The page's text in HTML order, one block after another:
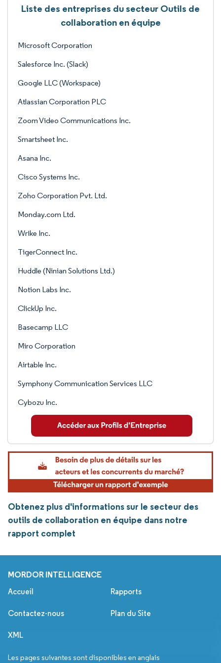
Liste des entreprises du secteur Outils de
collaboration en équipe
Microsoft Corporation
Salesforce Inc. (Slack)
Google LLC (Workspace)
Atlassian Corporation PLC
Zoom Video Communications Inc.
Smartsheet Inc.
Asana Inc.
Cisco Systems Inc.
Zoho Corporation Pvt. Ltd.
Monday.com Ltd.
Wrike Inc.
TigerConnect Inc.
Huddle (Ninian Solutions Ltd.)
Notion Labs Inc.
ClickUp Inc.
Basecamp LLC
Miro Corporation
Airtable Inc.
Symphony Communication Services LLC
Cybozu Inc.
Obtenez plus d'informations sur le secteur des
outils de collaboration en équipe dans notre
rapport complet
MORDOR INTELLIGENCE
Accueil Rapports
Contactez-nous Plan du Site
XML
Les pages suivantes sont disponibles en anglais